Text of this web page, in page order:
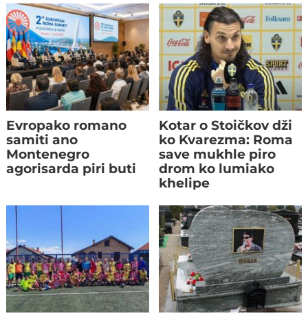
Evropako romano
samiti ano
Montenegro
agorisarda piri buti
Kotar o Stoičkov dži
ko Kvarezma: Roma
save mukhle piro
drom ko lumiako
khelipe